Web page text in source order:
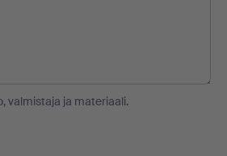
valmistaja ja materiaali.